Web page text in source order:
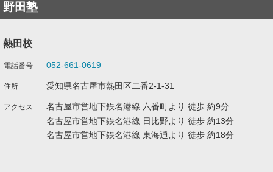
野田塾
熱田校
052-661-0619
愛知県名古屋市熱田区二番2-1-31
名古屋市営地下鉄名港線 六番町より 徒歩 約9分
名古屋市営地下鉄名港線 日比野より 徒歩 約13分
名古屋市営地下鉄名港線 東海通より 徒歩 約18分